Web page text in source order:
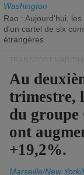
Washington
Rao : Aujourd'hui,
d'un cartel de six
étrangères.
Au
trimestre,
du
ont
+19,2%.
Marseille/New